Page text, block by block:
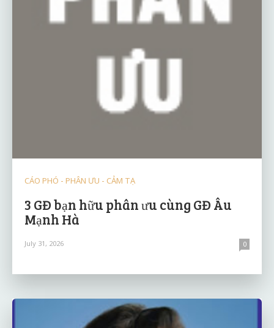
CÁO PHÓ - PHÂN ƯU - CẢM TẠ
3 GĐ bạn hữu phân ưu cùng GĐ Âu
Mạnh Hà
July 31, 2026 0